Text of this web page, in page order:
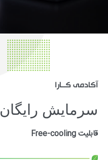
آکادمی کــارا
سرمایش رایگان
قابلیت Free-cooling